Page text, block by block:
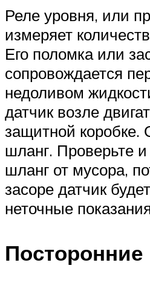
Реле уровня, или
измеряет
Его поломка или
сопровождается
недоливом
датчик возле
защитной коробке.
шланг. Проверьте
шланг от мусора,
засоре датчик
неточные